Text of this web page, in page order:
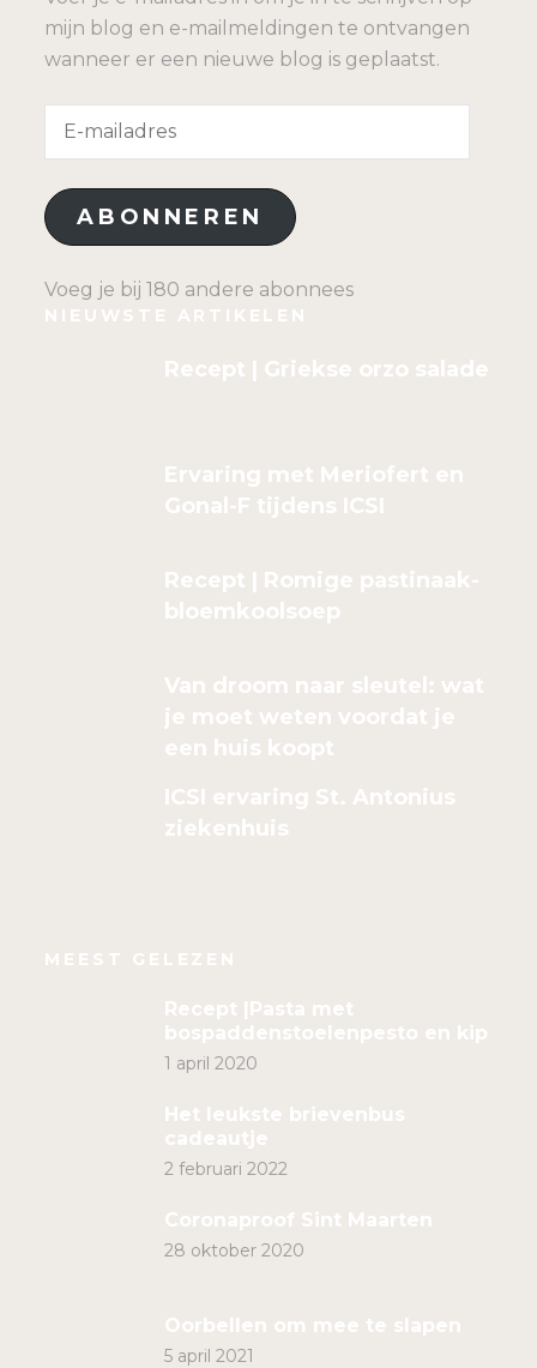
mijn blog en e-mailmeldingen te ontvangen
wanneer er een nieuwe blog is geplaatst.
ABONNEREN
Voeg je bij 180 andere abonnees
NIEUWSTE ARTIKELEN
Recept | Griekse orzo salade
Ervaring met Meriofert en
Gonal-F tijdens ICSI
Recept | Romige pastinaak-
bloemkoolsoep
Van droom naar sleutel: wat
je moet weten voordat je
een huis koopt
ICSI ervaring St. Antonius
ziekenhuis
MEEST GELEZEN
Recept |Pasta met
bospaddenstoelenpesto en kip
1 april 2020
Het leukste brievenbus
cadeautje
2 februari 2022
Coronaproof Sint Maarten
28 oktober 2020
Oorbellen om mee te slapen
5 april 2021